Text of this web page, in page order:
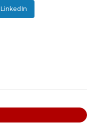
LinkedIn